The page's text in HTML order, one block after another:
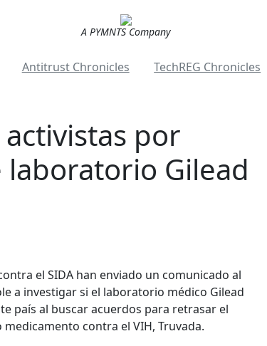
A PYMNTS Company
Antitrust Chronicles TechREG Chronicles
activistas por
Gilead
el SIDA han enviado un comunicado al
a investigar si el laboratorio médico Gilead
país al buscar acuerdos para retrasar el
contra el VIH, Truvada.